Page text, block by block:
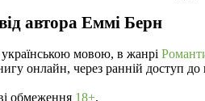
автора Еммі Берн
мовою, в жанрі
онлайн, через ранній доступ
обмеження 18+.